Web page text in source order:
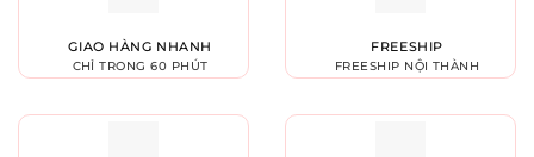
GIAO HÀNG NHANH
CHỈ TRONG 60 PHÚT
FREESHIP
FREESHIP NỘI THÀNH